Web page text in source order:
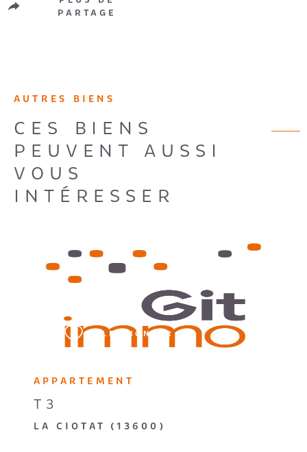
PARTAGE
AUTRES BIENS
CES BIENS
PEUVENT AUSSI
VOUS
INTÉRESSER
APPARTEMENT
T3
LA CIOTAT (13600)
SÉLECTIONNER
VOIR LE BIEN